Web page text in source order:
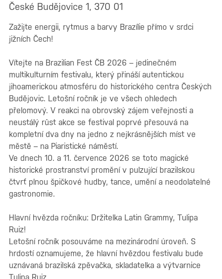
České Budějovice 1, 370 01
Zažijte energii, rytmus a barvy Brazílie přímo v srdci
jižních Čech!
Vítejte na Brazilian Fest ČB 2026 – jedinečném
multikulturním festivalu, který přináší autentickou
jihoamerickou atmosféru do historického centra Českých
Budějovic. Letošní ročník je ve všech ohledech
přelomový. V reakci na obrovský zájem veřejnosti a
neustálý růst akce se festival poprvé přesouvá na
kompletní dva dny na jedno z nejkrásnějších míst ve
městě – na Piaristické náměstí.
Ve dnech 10. a 11. července 2026 se toto magické
historické prostranství promění v pulzující brazilskou
čtvrť plnou špičkové hudby, tance, umění a neodolatelné
gastronomie.
Hlavní hvězda ročníku: Držitelka Latin Grammy, Tulipa
Ruiz!
Letošní ročník posouváme na mezinárodní úroveň. S
hrdostí oznamujeme, že hlavní hvězdou festivalu bude
uznávaná brazilská zpěvačka, skladatelka a výtvarnice